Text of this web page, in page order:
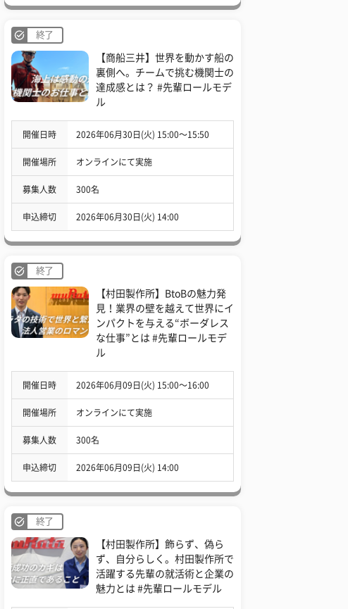
終了
【商船三井】世界を動かす船の
裏側へ。チームで挑む機関士の
達成感とは？ #先輩ロールモデ
ル
開催日時 2026年06月30日(火) 15:00〜15:50
開催場所 オンラインにて実施
募集人数 300名
申込締切 2026年06月30日(火) 14:00
終了
【村田製作所】BtoBの魅力発
見！業界の壁を越えて世界にイ
ンパクトを与える“ボーダレス
な仕事”とは #先輩ロールモデ
ル
開催日時 2026年06月09日(火) 15:00〜16:00
開催場所 オンラインにて実施
募集人数 300名
申込締切 2026年06月09日(火) 14:00
終了
【村田製作所】飾らず、偽ら
ず、自分らしく。村田製作所で
活躍する先輩の就活術と企業の
魅力とは #先輩ロールモデル